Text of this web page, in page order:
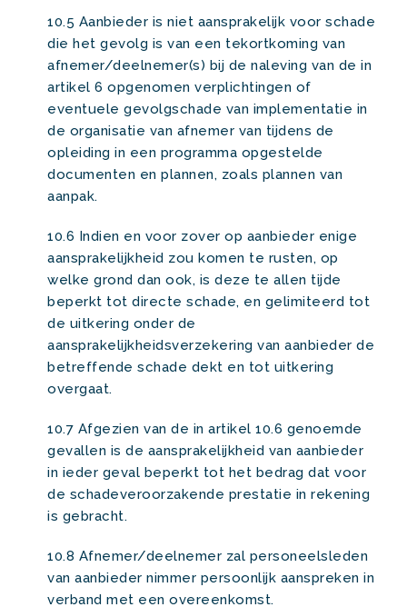
10.5 Aanbieder is niet aansprakelijk voor schade
die het gevolg is van een tekortkoming van
afnemer/deelnemer(s) bij de naleving van de in
artikel 6 opgenomen verplichtingen of
eventuele gevolgschade van implementatie in
de organisatie van afnemer van tijdens de
opleiding in een programma opgestelde
documenten en plannen, zoals plannen van
aanpak.
10.6 Indien en voor zover op aanbieder enige
aansprakelijkheid zou komen te rusten, op
welke grond dan ook, is deze te allen tijde
beperkt tot directe schade, en gelimiteerd tot
de uitkering onder de
aansprakelijkheidsverzekering van aanbieder de
betreffende schade dekt en tot uitkering
overgaat.
10.7 Afgezien van de in artikel 10.6 genoemde
gevallen is de aansprakelijkheid van aanbieder
in ieder geval beperkt tot het bedrag dat voor
de schadeveroorzakende prestatie in rekening
is gebracht.
10.8 Afnemer/deelnemer zal personeelsleden
van aanbieder nimmer persoonlijk aanspreken in
verband met een overeenkomst.